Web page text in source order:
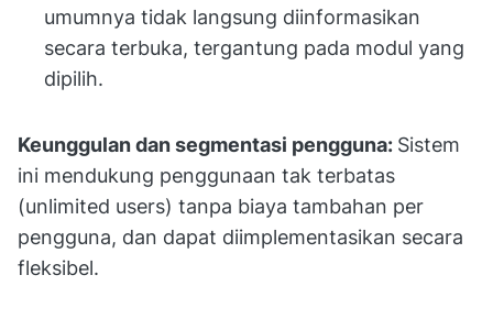
umumnya tidak langsung diinformasikan
secara terbuka, tergantung pada modul yang
dipilih.
Keunggulan dan segmentasi pengguna: Sistem
ini mendukung penggunaan tak terbatas
(unlimited users) tanpa biaya tambahan per
pengguna, dan dapat diimplementasikan secara
fleksibel.